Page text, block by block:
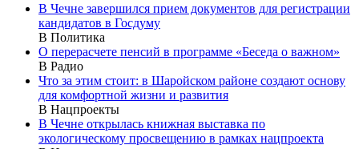
В Чечне завершился прием документов для регистрации
кандидатов в Госдуму
В Политика
О перерасчете пенсий в программе «Беседа о важном»
В Радио
Что за этим стоит: в Шаройском районе создают основу
для комфортной жизни и развития
В Нацпроекты
В Чечне открылась книжная выставка по
экологическому просвещению в рамках нацпроекта